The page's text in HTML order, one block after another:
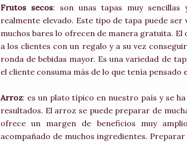
Frutos secos: son unas tapas muy
realmente elevado. Este tipo de tapa puede
muchos bares lo ofrecen de manera gratuita.
a los clientes con un regalo y a su vez
ronda de bebidas mayor. Es una variedad de
el cliente consuma más de lo que tenía
Arroz: es un plato típico en nuestro país y se
resultados. El arroz se puede preparar de
ofrece un margen de beneficios muy
acompañado de muchos ingredientes.